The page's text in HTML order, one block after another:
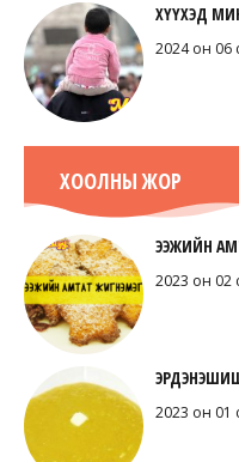
ХҮҮХЭД
2024 он 06
ХООЛНЫ ЖОР
ЭЭЖИЙН
2023 он 02
2023 он 01